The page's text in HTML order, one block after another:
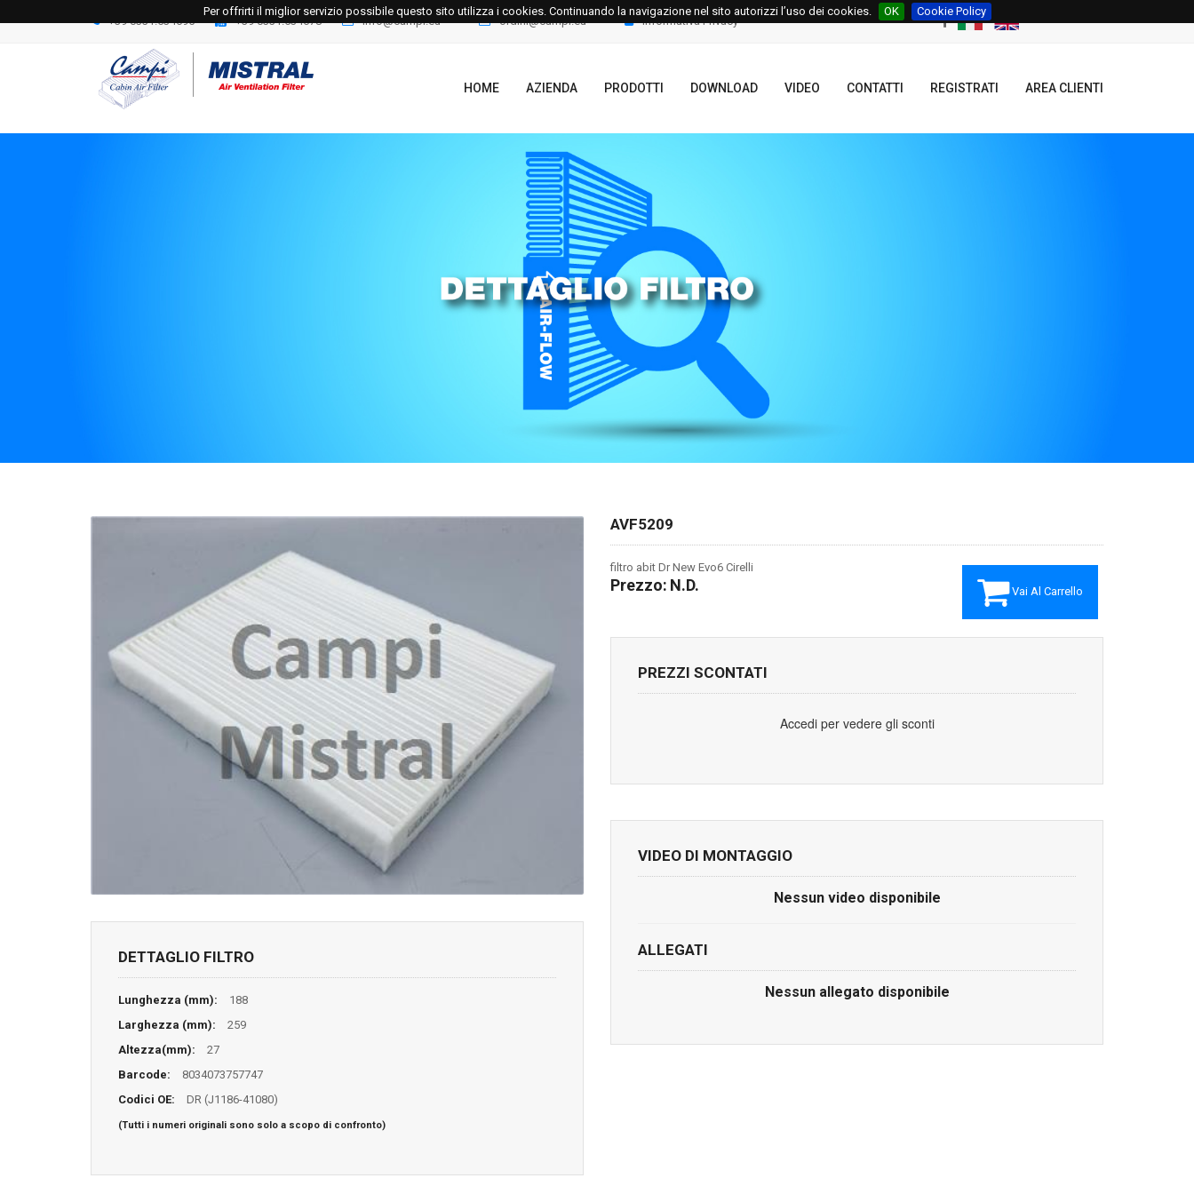
Per offrirti il miglior servizio possibile questo sito utilizza i cookies. Continuando la navigazione nel sito autorizzi l’uso dei cookies. OK Cookie Policy
+39 0331.534695 +39 0331.534678 info@campi.eu ordini@campi.eu Informativa Privacy
HOME AZIENDA PRODOTTI DOWNLOAD VIDEO CONTATTI REGISTRATI AREA CLIENTI
DETTAGLIO FILTRO
Lunghezza (mm):
188
Larghezza (mm):
259
Altezza(mm):
27
Barcode:
8034073757747
Codici OE:
DR (J1186-41080)
(Tutti i numeri originali sono solo a scopo di confronto)
AVF5209
Vai Al Carrello
filtro abit Dr New Evo6 Cirelli
Prezzo: N.D.
PREZZI SCONTATI
Accedi per vedere gli sconti
VIDEO DI MONTAGGIO
Nessun video disponibile
ALLEGATI
Nessun allegato disponibile